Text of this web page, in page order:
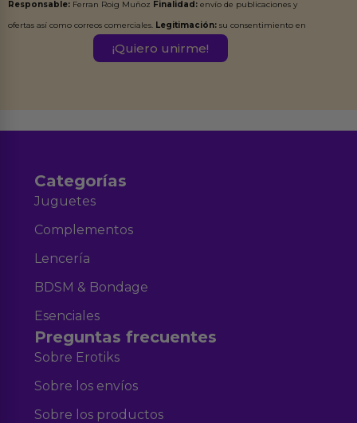
Responsable: Ferran Roig Muñoz Finalidad: envío de publicaciones y
ofertas así como correos comerciales. Legitimación: su consentimiento en
Destinatarios:Ferran Roig Muñoz. Podrás ejercer tus
Categorías
Juguetes
Complementos
Lencería
BDSM & Bondage
Esenciales
Preguntas frecuentes
Sobre Erotiks
Sobre los envíos
Sobre los productos